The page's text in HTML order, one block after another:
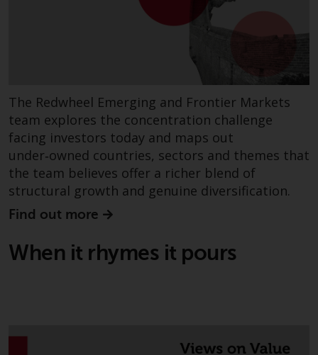
The Redwheel Emerging and Frontier Markets
team explores the concentration challenge
facing investors today and maps out
under‑owned countries, sectors and themes that
the team believes offer a richer blend of
structural growth and genuine diversification.
Find out more
When it rhymes it pours